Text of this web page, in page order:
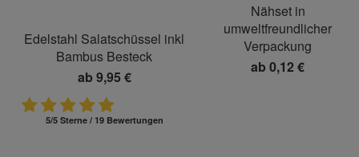
Edelstahl Salatschüssel inkl
Bambus Besteck
ab 9,95 €
5/5 Sterne / 19 Bewertungen
Nähset in
umweltfreundlicher
Verpackung
ab 0,12 €